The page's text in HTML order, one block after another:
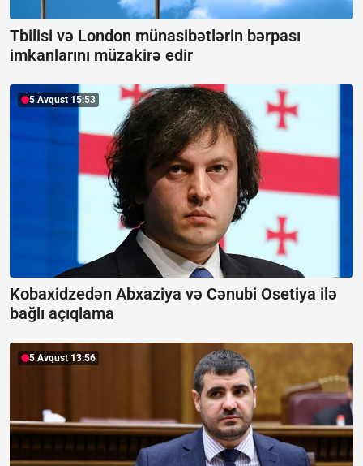
Tbilisi və London münasibətlərin bərpası
imkanlarını müzakirə edir
5 Avqust 15:53
Kobaxidzedən Abxaziya və Cənubi Osetiya ilə
bağlı açıqlama
5 Avqust 13:56